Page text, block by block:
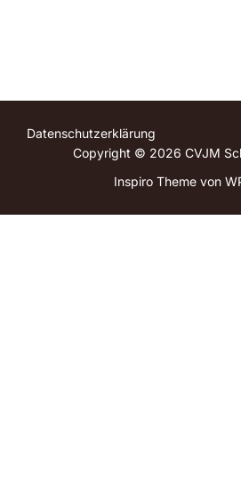
Datenschutzerklärung
Copyright © 2026 CVJM
Inspiro Theme von